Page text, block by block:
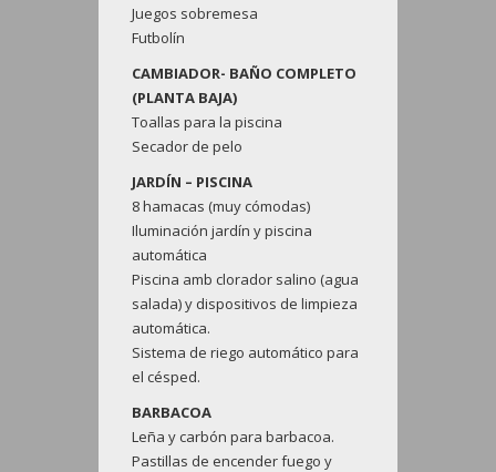
Juegos sobremesa
Futbolín
CAMBIADOR- BAÑO COMPLETO
(PLANTA BAJA)
Toallas para la piscina
Secador de pelo
JARDÍN – PISCINA
8 hamacas (muy cómodas)
Iluminación jardín y piscina
automática
Piscina amb clorador salino (agua
salada) y dispositivos de limpieza
automática.
Sistema de riego automático para
el césped.
BARBACOA
Leña y carbón para barbacoa.
Pastillas de encender fuego y